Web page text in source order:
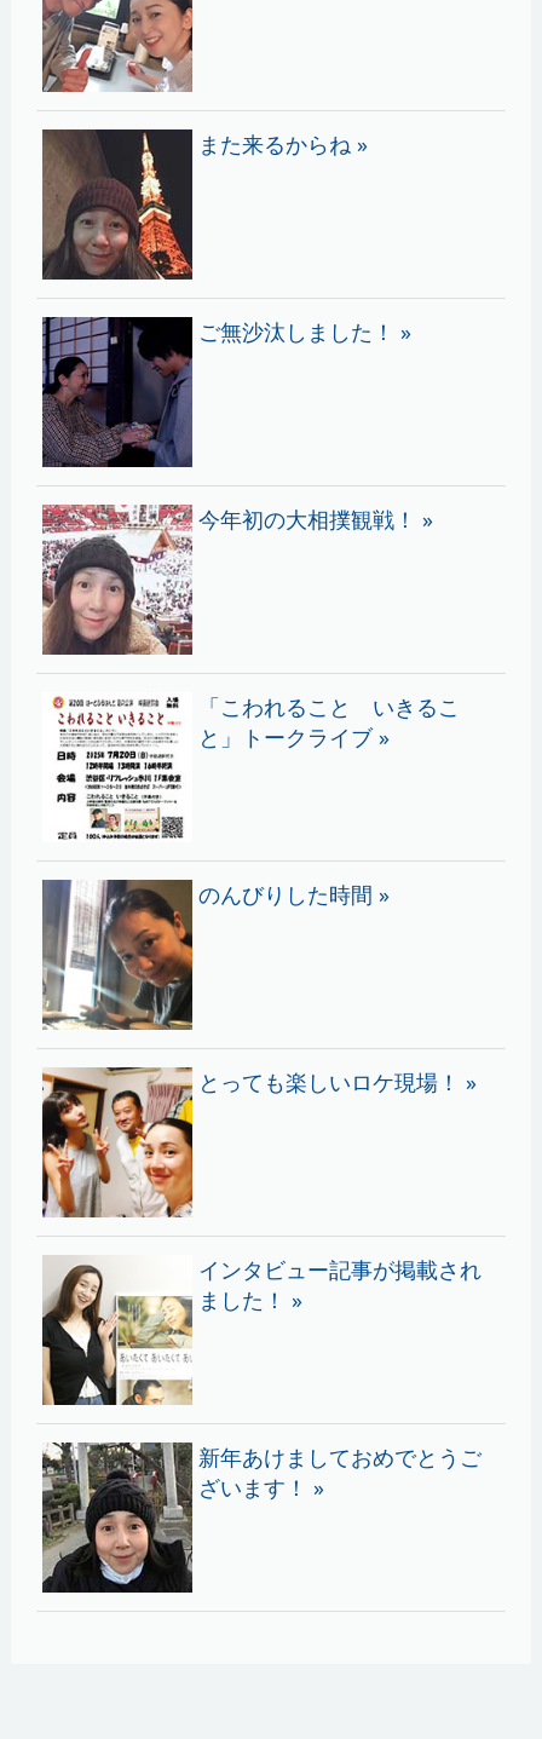
また来るからね »
ご無沙汰しました！ »
今年初の大相撲観戦！ »
「こわれること いきるこ
と」トークライブ »
のんびりした時間 »
とっても楽しいロケ現場！ »
インタビュー記事が掲載され
ました！ »
新年あけましておめでとうご
ざいます！ »